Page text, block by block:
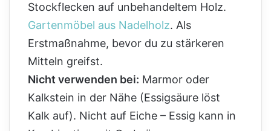
Stockflecken auf unbehandeltem Holz.
Gartenmöbel aus Nadelholz. Als
Erstmaßnahme, bevor du zu stärkeren
Mitteln greifst.
Nicht verwenden bei: Marmor oder
Kalkstein in der Nähe (Essigsäure löst
Kalk auf). Nicht auf Eiche – Essig kann in